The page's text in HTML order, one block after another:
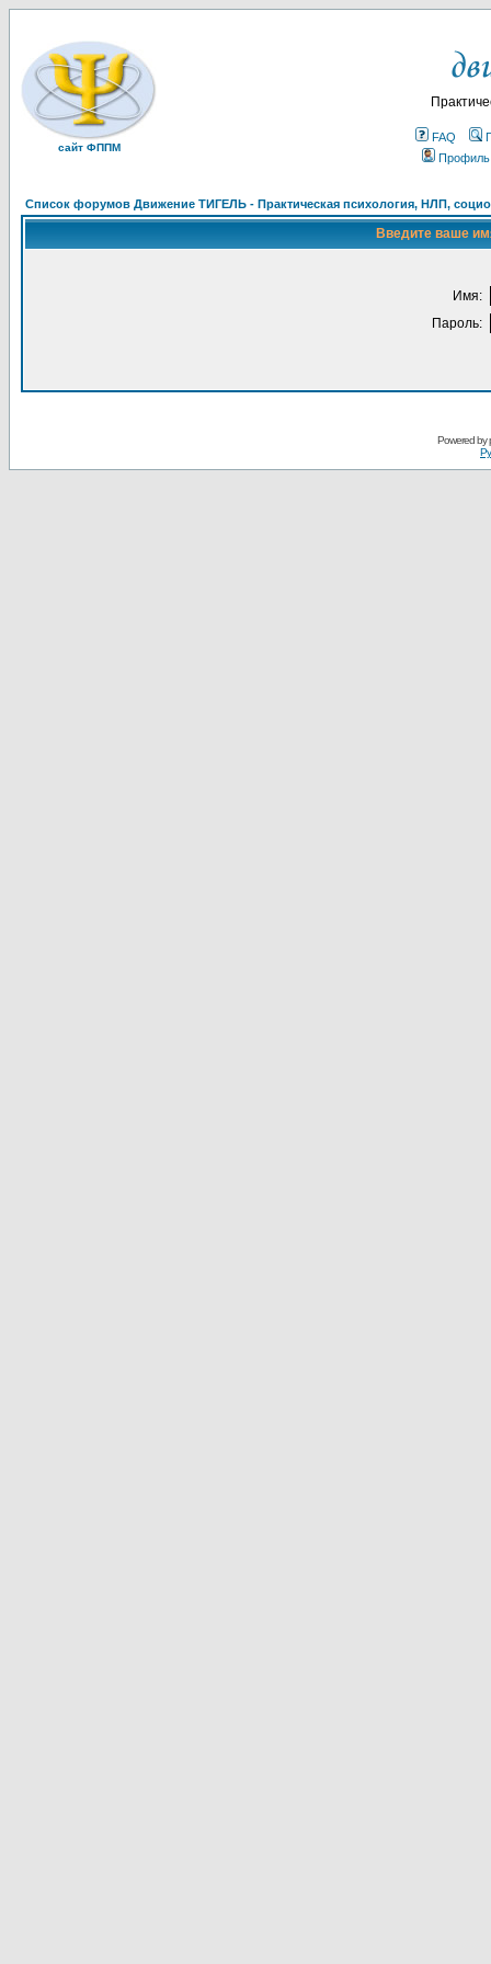
сайт ФППМ
FAQ
Профиль
Список форумов Движение ТИГЕЛЬ - Практическая психология, НЛП,
Введите ваше
Имя:
Пароль:
Powered by